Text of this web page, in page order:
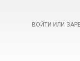
ВОЙТИ ИЛИ